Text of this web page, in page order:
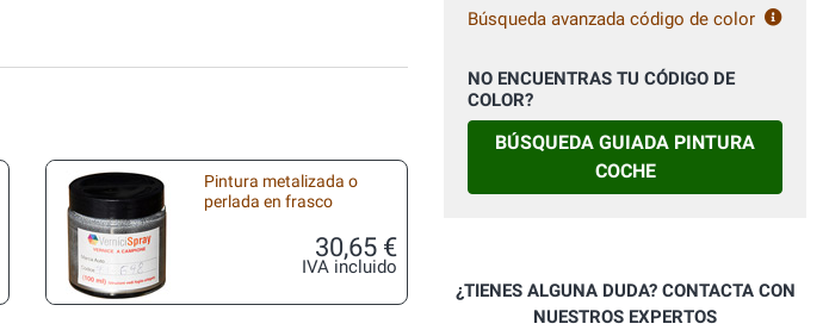
Pintura metalizada o
perlada en frasco
30,65 €
IVA incluido
Búsqueda avanzada código de color
NO ENCUENTRAS TU CÓDIGO DE
COLOR?
BÚSQUEDA GUIADA PINTURA
COCHE
¿TIENES ALGUNA DUDA? CONTACTA CON
NUESTROS EXPERTOS